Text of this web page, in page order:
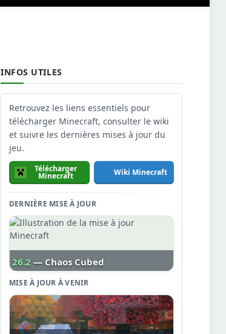
INFOS UTILES
Retrouvez les liens essentiels pour
télécharger Minecraft, consulter le wiki
et suivre les dernières mises à jour du
jeu.
Télécharger
Minecraft Wiki Minecraft
DERNIÈRE MISE À JOUR
26.2 — Chaos Cubed
MISE À JOUR À VENIR